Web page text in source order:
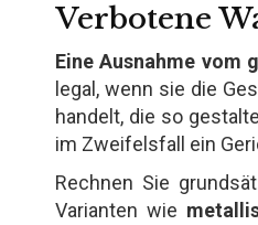
Verbotene
Eine Ausnahme vom
legal, wenn sie die
handelt, die so
im Zweifelsfall ein
Rechnen Sie
Varianten wie